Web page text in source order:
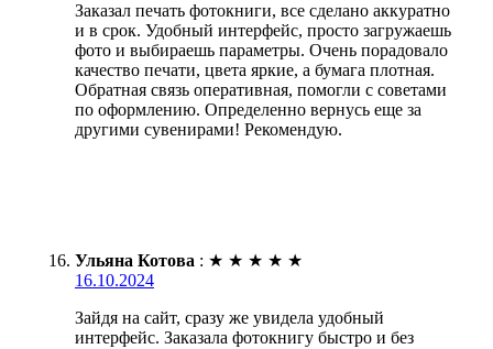
Заказал печать фотокниги, все сделано аккуратно
и в срок. Удобный интерфейс, просто загружаешь
фото и выбираешь параметры. Очень порадовало
качество печати, цвета яркие, а бумага плотная.
Обратная связь оперативная, помогли с советами
по оформлению. Определенно вернусь еще за
другими сувенирами! Рекомендую.
Ульяна Котова : ★ ★ ★ ★ ★
16.10.2024
Зайдя на сайт, сразу же увидела удобный
интерфейс. Заказала фотокнигу быстро и без